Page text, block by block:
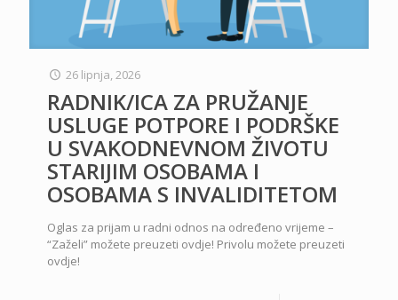
26 lipnja, 2026
RADNIK/ICA ZA PRUŽANJE
USLUGE POTPORE I PODRŠKE
U SVAKODNEVNOM ŽIVOTU
STARIJIM OSOBAMA I
OSOBAMA S INVALIDITETOM
Oglas za prijam u radni odnos na određeno vrijeme –
“Zaželi” možete preuzeti ovdje! Privolu možete preuzeti
ovdje!